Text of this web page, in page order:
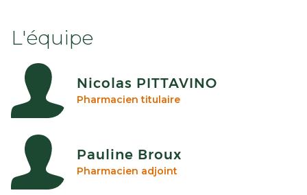
L'équipe
Nicolas PITTAVINO
Pharmacien titulaire
Pauline Broux
Pharmacien adjoint